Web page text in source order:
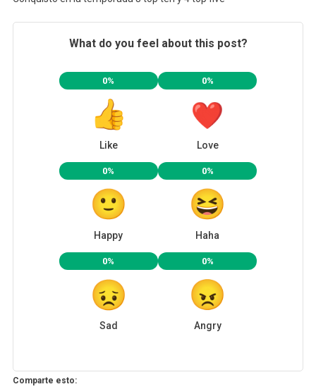
What do you feel about this post?
0%
Like
0%
Love
0%
Happy
0%
Haha
0%
Sad
0%
Angry
Comparte esto: